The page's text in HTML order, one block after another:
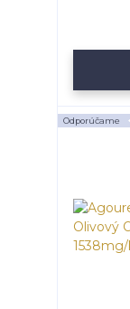
Odporúčame